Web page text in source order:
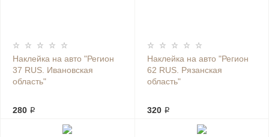
Наклейка на авто "Регион
37 RUS. Ивановская
область"
280 ₽
Наклейка на авто "Регион
62 RUS. Рязанская
область"
320 ₽